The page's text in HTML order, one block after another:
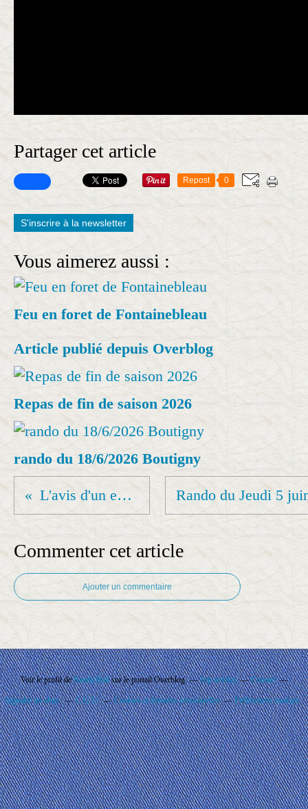
Partager cet article
Repost 0
S'inscrire à la newsletter
Vous aimerez aussi :
Feu en foret de Fontainebleau
Article publié depuis Overblog
Repas de fin de saison 2026
rando du 18/6/2026 Boutigny
L'avis d'un expert
Commenter cet article
Ajouter un commentaire
Voir le profil deRando'Ballsur le portail Overblog Top articles Contact
Signaler un abus C.G.U. Cookies et données personnelles Préférences cookies